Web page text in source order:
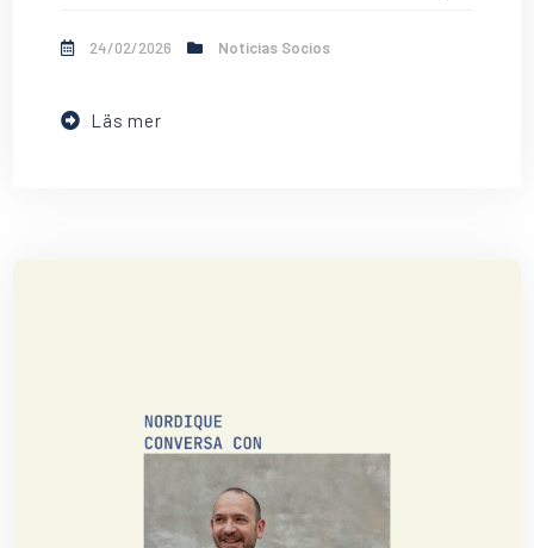
24/02/2026 Noticias Socios
Läs mer